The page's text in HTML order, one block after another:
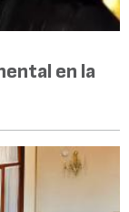
en la